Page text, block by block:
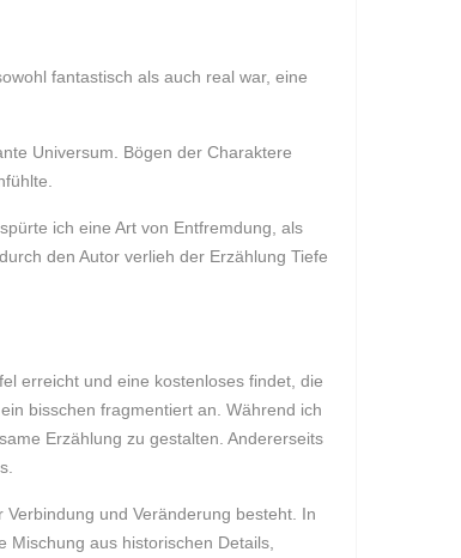
fantastisch als auch real war, eine
Universum. Bögen der Charaktere
ich eine Art von Entfremdung, als
den Autor verlieh der Erzählung Tiefe
erreicht und eine kostenloses findet, die
bisschen fragmentiert an. Während ich
Erzählung zu gestalten. Andererseits
und Veränderung besteht. In
aus historischen Details,